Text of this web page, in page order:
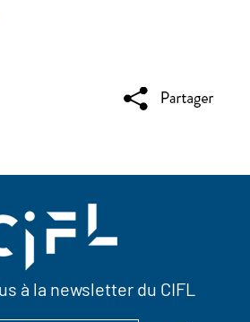
à la newsletter du CIFL